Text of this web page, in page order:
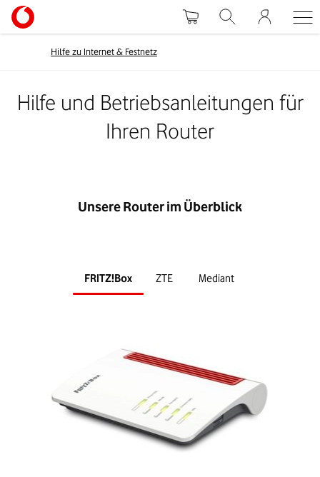
Hilfe zu Internet & Festnetz
Hilfe und Betriebsanleitungen für
Ihren Router
Unsere Router im Überblick
FRITZ!Box ZTE Mediant